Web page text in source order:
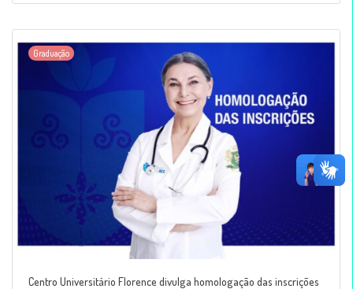
Graduação
Centro Universitário Florence divulga homologação das inscrições